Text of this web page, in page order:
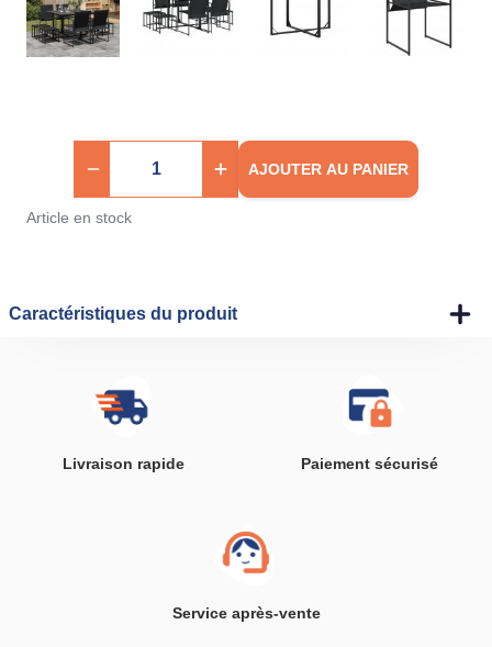
AJOUTER AU PANIER
Article en stock
Caractéristiques du produit
Livraison rapide Paiement sécurisé
Service après-vente